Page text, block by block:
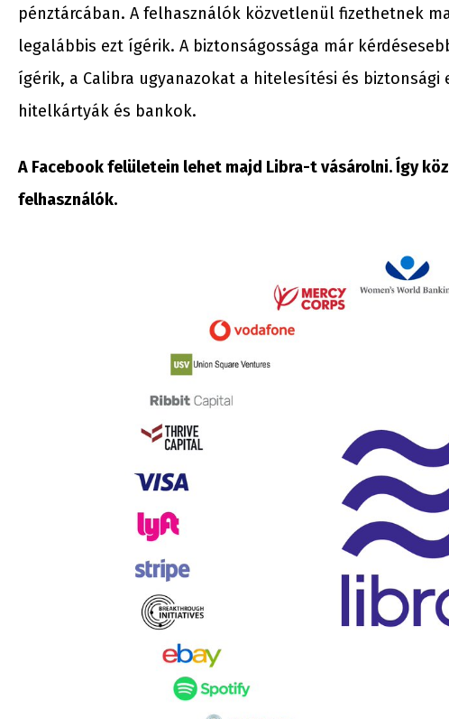
pénztárcában. A felhasználók közvetlenül fizethetnek
legalábbis ezt ígérik. A biztonságossága már
ígérik, a Calibra ugyanazokat a hitelesítési és biztonsági
hitelkártyák és bankok.
A Facebook felületein lehet majd Libra-t vásárolni. Így
felhasználók.